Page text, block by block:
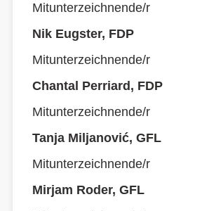
Mitunterzeichnende/r
Nik Eugster, FDP
Mitunterzeichnende/r
Chantal Perriard, FDP
Mitunterzeichnende/r
Tanja Miljanović, GFL
Mitunterzeichnende/r
Mirjam Roder, GFL